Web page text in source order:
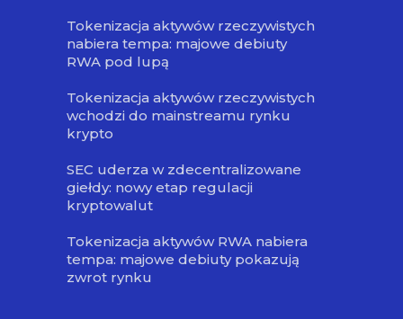
Tokenizacja aktywów rzeczywistych
nabiera tempa: majowe debiuty
RWA pod lupą
Tokenizacja aktywów rzeczywistych
wchodzi do mainstreamu rynku
krypto
SEC uderza w zdecentralizowane
giełdy: nowy etap regulacji
kryptowalut
Tokenizacja aktywów RWA nabiera
tempa: majowe debiuty pokazują
zwrot rynku